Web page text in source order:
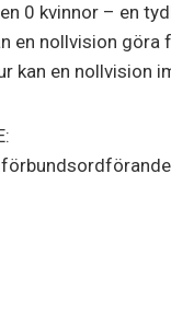
0 kvinnor – en
en nollvision
kan en nollvision